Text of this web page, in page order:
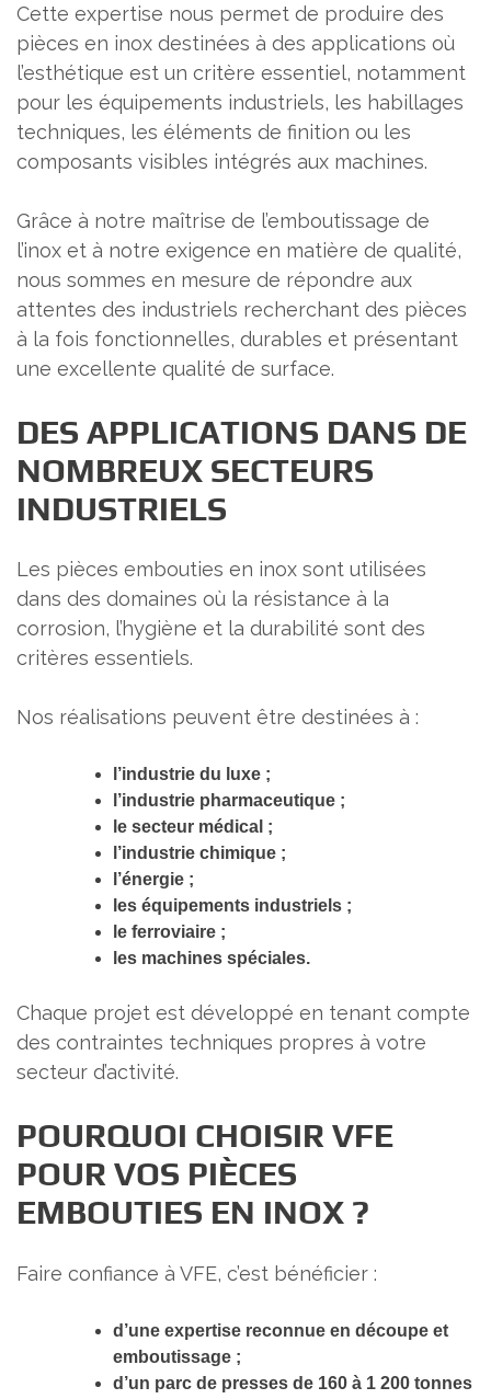
Cette expertise nous permet de produire des
pièces en inox destinées à des applications où
l’esthétique est un critère essentiel, notamment
pour les équipements industriels, les habillages
techniques, les éléments de finition ou les
composants visibles intégrés aux machines.
Grâce à notre maîtrise de l’emboutissage de
l’inox et à notre exigence en matière de qualité,
nous sommes en mesure de répondre aux
attentes des industriels recherchant des pièces
à la fois fonctionnelles, durables et présentant
une excellente qualité de surface.
DES APPLICATIONS DANS DE
NOMBREUX SECTEURS
INDUSTRIELS
Les pièces embouties en inox sont utilisées
dans des domaines où la résistance à la
corrosion, l’hygiène et la durabilité sont des
critères essentiels.
Nos réalisations peuvent être destinées à :
l’industrie du luxe ;
l’industrie pharmaceutique ;
le secteur médical ;
l’industrie chimique ;
l’énergie ;
les équipements industriels ;
le ferroviaire ;
les machines spéciales.
Chaque projet est développé en tenant compte
des contraintes techniques propres à votre
secteur d’activité.
POURQUOI CHOISIR VFE
POUR VOS PIÈCES
EMBOUTIES EN INOX ?
Faire confiance à VFE, c’est bénéficier :
d’une expertise reconnue en découpe et
emboutissage ;
d’un parc de presses de 160 à 1 200 tonnes